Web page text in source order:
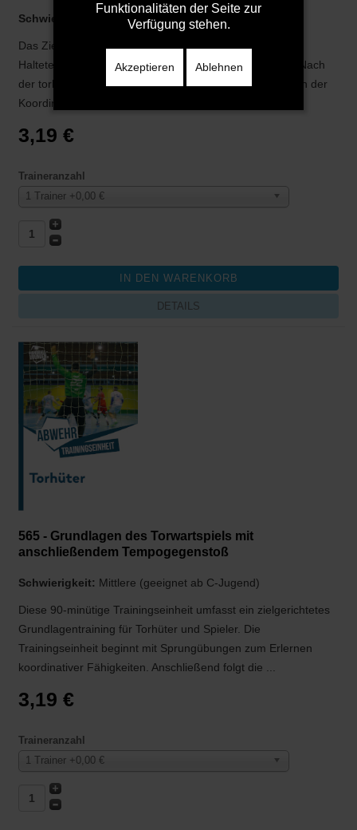
Schwierigkeit: Mittlere (geeignet ab C-Jugend)
Das Ziel der Trainingseinheit ist die Verbesserung der
Haltetechnik der Torhüter bei tiefen und hohen Würfen. Nach
der torhüterspezifischen Erwärmung werden Übungen an der
Koordinationsleiter ausgeführt. Es folgen eine ...
3,19 €
Traineranzahl
1 Trainer +0,00 €
DETAILS
565 - Grundlagen des Torwartspiels mit
anschließendem Tempogegenstoß
Schwierigkeit: Mittlere (geeignet ab C-Jugend)
Diese 90-minütige Trainingseinheit umfasst ein zielgerichtetes
Grundlagentraining für Torhüter und Spieler. Die
Trainingseinheit beginnt mit Sprungübungen zum Erlernen
koordinativer Fähigkeiten. Anschließend folgt die ...
3,19 €
Traineranzahl
1 Trainer +0,00 €
Funktionalitäten der Seite zur
Verfügung stehen.
Akzeptieren Ablehnen